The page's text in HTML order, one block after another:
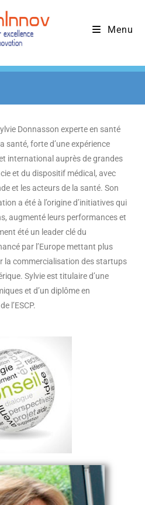
Menu
Donnasson experte en santé
santé, forte d’une expérience
international auprès de grandes
et du dispositif médical, avec
et les acteurs de la santé. Son
a été à l’origine d’initiatives qui
augmenté leurs performances et
été un leader clé du
par l’Europe mettant plus
la commercialisation des startups
Sylvie est titulaire d’une
et d’un diplôme en
l’ESCP.